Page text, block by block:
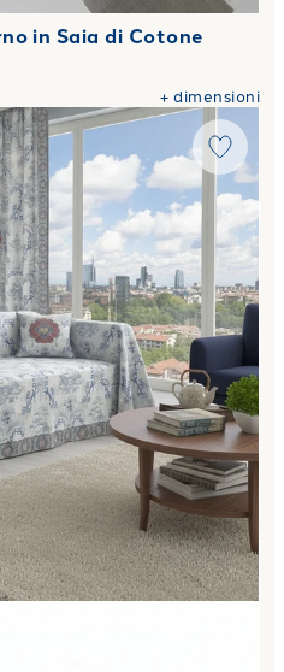
in Saia di Cotone
+dimensioni
Grandecor kimono